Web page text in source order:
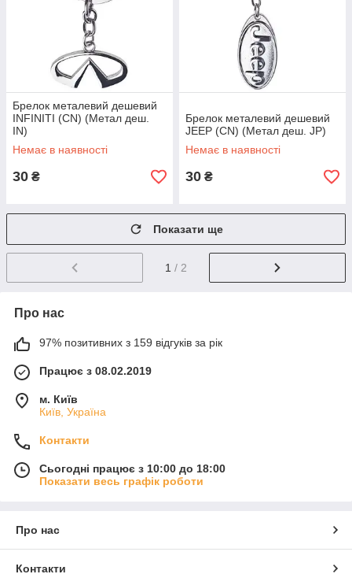
Брелок металевий дешевий
INFINITI (CN) (Метал деш.
IN)
Немає в наявності
30 ₴
Брелок металевий дешевий
JEEP (CN) (Метал деш. JP)
Немає в наявності
30 ₴
Показати ще
1 / 2
Про нас
97% позитивних з 159 відгуків за рік
Працює з 08.02.2019
м. Київ
Київ, Україна
Контакти
Сьогодні працює з 10:00 до 18:00
Показати весь графік роботи
Про нас
Контакти